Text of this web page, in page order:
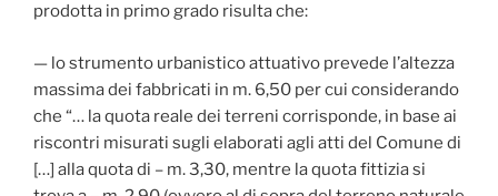
prodotta in primo grado risulta che:
— lo strumento urbanistico attuativo prevede l’altezza
massima dei fabbricati in m. 6,50 per cui considerando
che “… la quota reale dei terreni corrisponde, in base ai
riscontri misurati sugli elaborati agli atti del Comune di
[…] alla quota di – m. 3,30, mentre la quota fittizia si